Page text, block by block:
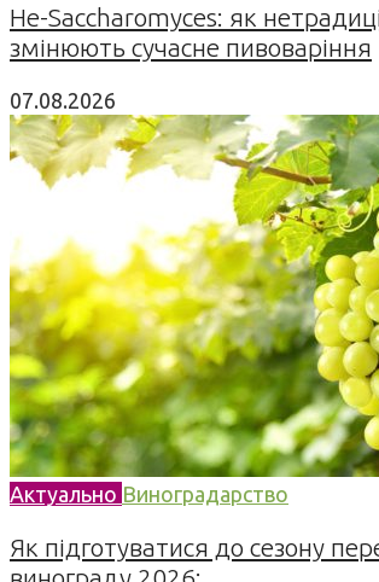
Не-Saccharomyces: як
змінюють сучасне пивоваріння
07.08.2026
Актуально Виноградарство
Як підготуватися до сезону